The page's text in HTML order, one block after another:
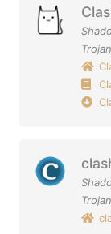
Trojan
Trojan